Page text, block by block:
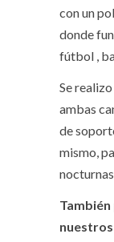
con un
donde
fútbol ,
Se
ambas
de
mismo,